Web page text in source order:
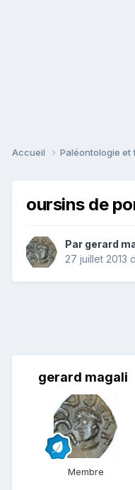
Accueil Paléontologie et
oursins de
Par gerard
27 juillet 2013
gerard magali
Membre